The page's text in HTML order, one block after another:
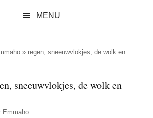
MENU
» regen, sneeuwvlokjes, de wolk en
sneeuwvlokjes, de wolk en
Emmaho